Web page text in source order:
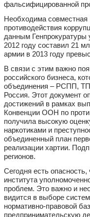
фальсифицированной
Необходима
противодействия
данным Генпрокуратуры
2012 году составил 21
армии в 2013 году
В связи с этим важно
российского бизнеса,
объединения – РСПП,
Россия. Этот документ
достижений в рамках
Конвенции ООН по
получила высокую
наркотиками и
объединенный план
реализации хартии.
регионов.
Сегодня есть
института
проблем. Это важно и
видится в выборе
нормативно-правовой
предпринимательскую